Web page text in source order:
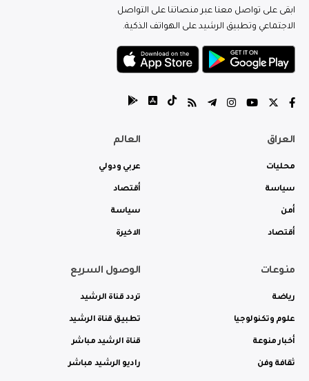
ابقى على تواصل معنا عبر منصاتنا على التواصل
الاجتماعي وتطبيق الرشيد على الهواتف الذكية.
العراق
محليات
سياسة
أمن
أقتصاد
العالم
عربي ودولي
أقتصاد
سياسة
الاخيرة
منوعات
رياضة
علوم وتكنولوجيا
أخبار منوعة
ثقافة وفن
الوصول السريع
تردد قناة الرشيد
تطبيق قناة الرشيد
قناة الرشيد مباشر
راديو الرشيد مباشر